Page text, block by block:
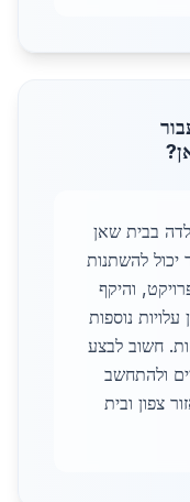
בבית שאן
המחיר יכול להשתנות
והיקף
נוספות
חשוב לבצע
ולהתחשב
צפון ובית